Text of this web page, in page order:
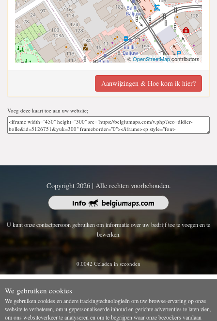
©OpenStreetMapcontributors
Aanwijzingen & Hoe kom ik hier?
Voeg deze kaart toe aan uw website;
Copyright 2026 | Alle rechten voorbehouden.
U kunt onze contactpersoon gebruiken om informatie over uw bedrijf toe te voegen en te
bewerken.
0.0042 Geladen in seconden
We gebruiken cookies
We gebruiken cookies en andere trackingtechnologieën om uw browse-ervaring op onze
website te verbeteren, om u gepersonaliseerde inhoud en gerichte advertenties te laten zien,
om ons websiteverkeer te analyseren en om te begrijpen waar onze bezoekers vandaan